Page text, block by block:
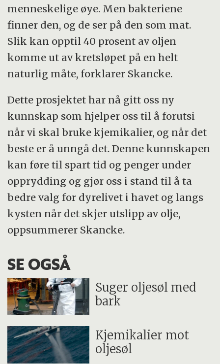
menneskelige øye. Men bakteriene
finner den, og de ser på den som mat.
Slik kan opptil 40 prosent av oljen
komme ut av kretsløpet på en helt
naturlig måte, forklarer Skancke.
Dette prosjektet har nå gitt oss ny
kunnskap som hjelper oss til å forutsi
når vi skal bruke kjemikalier, og når det
beste er å unngå det. Denne kunnskapen
kan føre til spart tid og penger under
opprydding og gjør oss i stand til å ta
bedre valg for dyrelivet i havet og langs
kysten når det skjer utslipp av olje,
oppsummerer Skancke.
SE OGSÅ
Suger oljesøl med
bark
Kjemikalier mot
oljesøl